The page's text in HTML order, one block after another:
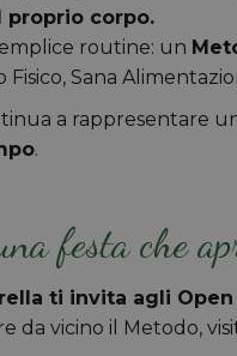
proprio corpo.
routine: un
Sana
a rappresentare
.
festa che
ti invita agli Open
da vicino il Metodo,